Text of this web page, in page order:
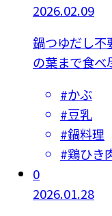
2026.02.09
鍋つゆだし不
の葉まで食べ
#かぶ
#豆乳
#鍋料理
#鶏ひき
0
2026.01.28